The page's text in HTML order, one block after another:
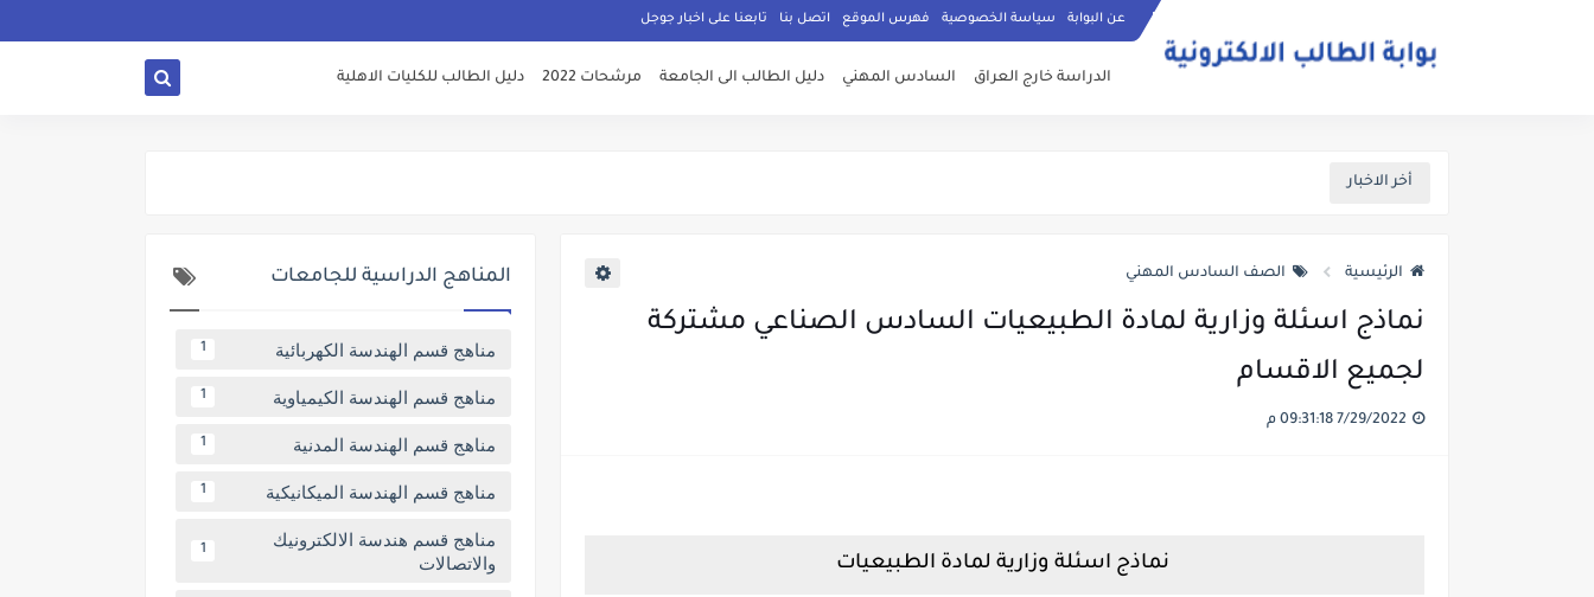
عن البوابة سياسة الخصوصية فهرس الموقع اتصل بنا تابعنا على اخبار جوجل
الدراسة خارج العراق السادس المهني دليل الطالب الى الجامعة مرشحات 2022 دليل الطالب للكليات الاهلية
أخر الاخبار
الرئيسية الصف السادس المهني
نماذج اسئلة وزارية لمادة الطبيعيات السادس الصناعي مشتركة
لجميع الاقسام
نماذج اسئلة وزارية لمادة الطبيعيات
المناهج الدراسية للجامعات
مناهج قسم الهندسة الكهربائية 1
مناهج قسم الهندسة الكيمياوية 1
مناهج قسم الهندسة المدنية 1
مناهج قسم الهندسة الميكانيكية 1
مناهج قسم هندسة الالكترونيك
والاتصالات
1